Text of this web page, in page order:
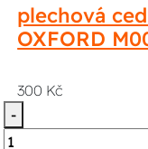
plechová
OXFORD
300 Kč
-